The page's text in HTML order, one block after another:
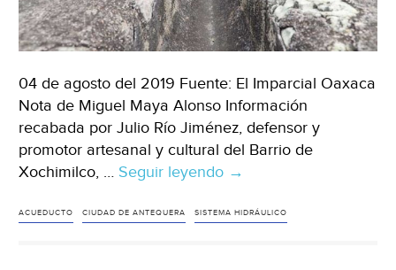
04 de agosto del 2019 Fuente: El Imparcial Oaxaca
Nota de Miguel Maya Alonso Información
recabada por Julio Río Jiménez, defensor y
promotor artesanal y cultural del Barrio de
Xochimilco, … Seguir leyendo Oaxaca:
del
→
ACUEDUCTO CIUDAD DE ANTEQUERA SISTEMA HIDRÁULICO